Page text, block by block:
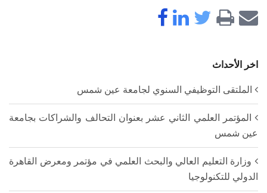
اخر الأحداث
الملتقى التوظيفي السنوي لجامعة عين شمس
المؤتمر العلمي الثاني عشر بعنوان التحالف والشراكات بجامعة
عين شمس
وزارة التعليم العالي والبحث العلمي في مؤتمر ومعرض القاهرة
الدولي للتكنولوجيا